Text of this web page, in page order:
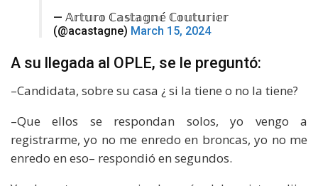
— 𝔸𝕣𝕥𝕦𝕣𝕠 ℂ𝕒𝕤𝕥𝕒𝕘𝕟𝕖́ ℂ𝕠𝕦𝕥𝕦𝕣𝕚𝕖𝕣
(@acastagne) March 15, 2024
A su llegada al OPLE, se le preguntó:
–Candidata, sobre su casa ¿ si la tiene o no la tiene?
–Que ellos se respondan solos, yo vengo a
registrarme, yo no me enredo en broncas, yo no me
enredo en eso– respondió en segundos.